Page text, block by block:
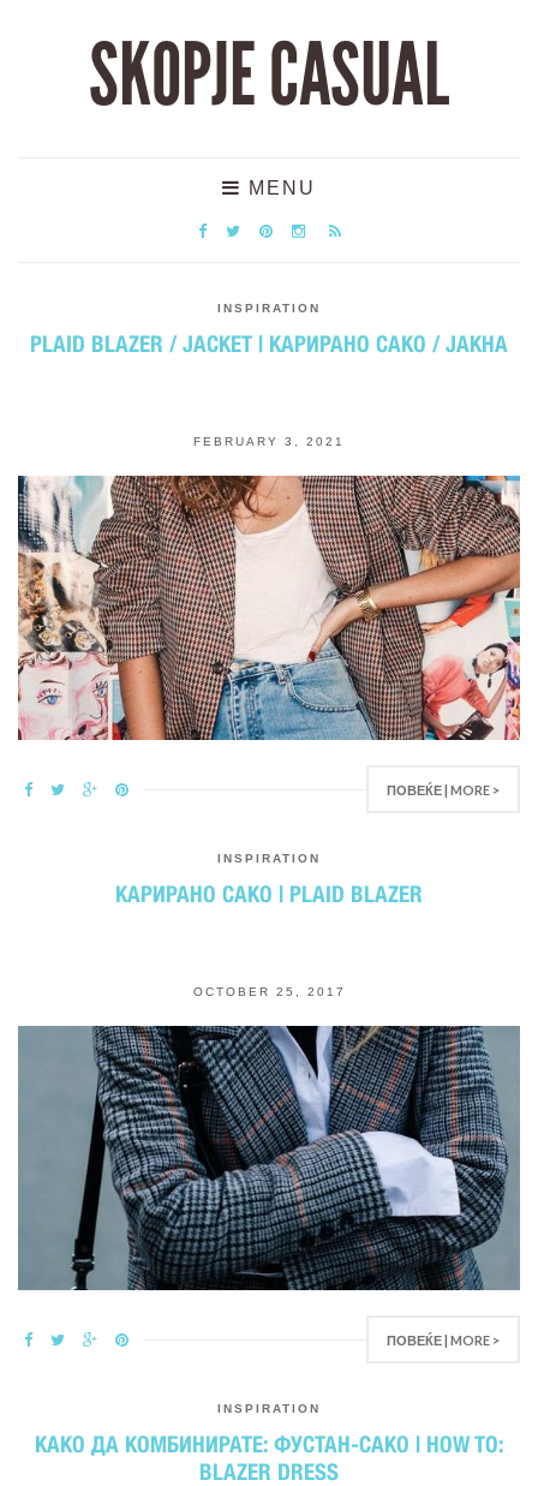
SKOPJE CASUAL
MENU
INSPIRATION
PLAID BLAZER / JACKET | КАРИРАНО САКО / ЈАКНА
FEBRUARY 3, 2021
ПОВЕЌЕ | MORE >
INSPIRATION
КАРИРАНО САКО | PLAID BLAZER
OCTOBER 25, 2017
ПОВЕЌЕ | MORE >
INSPIRATION
КАКО ДА КОМБИНИРАТЕ: ФУСТАН-САКО | HOW TO:
BLAZER DRESS